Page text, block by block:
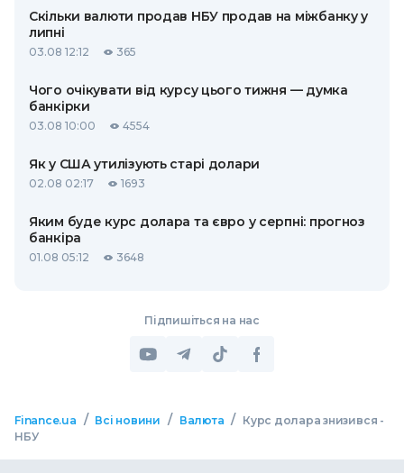
Скільки валюти продав НБУ продав на міжбанку у
липні
03.08 12:12 365
Чого очікувати від курсу цього тижня — думка
банкірки
03.08 10:00 4554
Як у США утилізують старі долари
02.08 02:17 1693
Яким буде курс долара та євро у серпні: прогноз
банкіра
01.08 05:12 3648
Підпишіться на нас
Finance.ua / Всі новини / Валюта / Курс долара знизився -
НБУ